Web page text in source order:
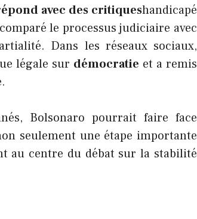
avec des critiqueshandicapé
le processus judiciaire avec
Dans les réseaux sociaux,
légale sur démocratie et a remis
Bolsonaro pourrait faire face
seulement une étape importante
au centre du débat sur la stabilité